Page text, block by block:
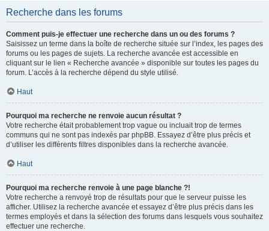
Recherche dans les forums
Comment puis-je effectuer une recherche dans un ou des forums ?
Saisissez un terme dans la boîte de recherche située sur l’index, les pages des
forums ou les pages de sujets. La recherche avancée est accessible en
cliquant sur le lien « Recherche avancée » disponible sur toutes les pages du
forum. L’accès à la recherche dépend du style utilisé.
Haut
Pourquoi ma recherche ne renvoie aucun résultat ?
Votre recherche était probablement trop vague ou incluait trop de termes
communs qui ne sont pas indexés par phpBB. Essayez d’être plus précis et
d’utiliser les différents filtres disponibles dans la recherche avancée.
Haut
Pourquoi ma recherche renvoie à une page blanche ?!
Votre recherche a renvoyé trop de résultats pour que le serveur puisse les
afficher. Utilisez la recherche avancée et essayez d’être plus précis dans les
termes employés et dans la sélection des forums dans lesquels vous souhaitez
effectuer une recherche.